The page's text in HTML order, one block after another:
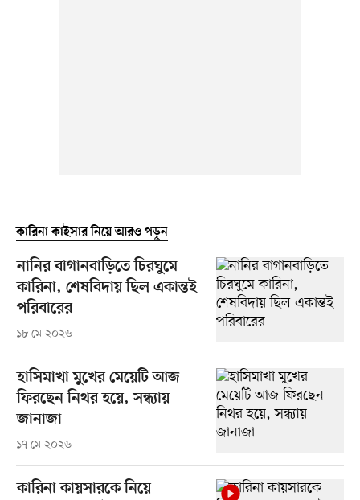
কারিনা কাইসার নিয়ে আরও পড়ুন
নানির বাগানবাড়িতে চিরঘুমে
কারিনা, শেষবিদায় ছিল একান্তই
পরিবারের
১৮ মে ২০২৬
হাসিমাখা মুখের মেয়েটি আজ
ফিরছেন নিথর হয়ে, সন্ধ্যায়
জানাজা
১৭ মে ২০২৬
কারিনা কায়সারকে নিয়ে